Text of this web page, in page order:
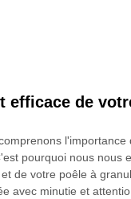
efficace de
pourquoi nous nous
de votre poêle à
avec minutie et